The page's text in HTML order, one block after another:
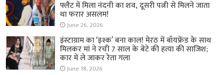
फ्लैट में मिला नंदनी का शव, दूसरी पत्नी से मिलने जाता
था फरार असलम!
June 26, 2026
इंस्टाग्राम का ‘इश्क’ बना काल! मेरठ में बॉयफ्रेंड के साथ
मिलकर मां ने रची 7 साल के बेटे की हत्या की साजिश;
कार में ले जाकर रेता गला
June 18, 2026